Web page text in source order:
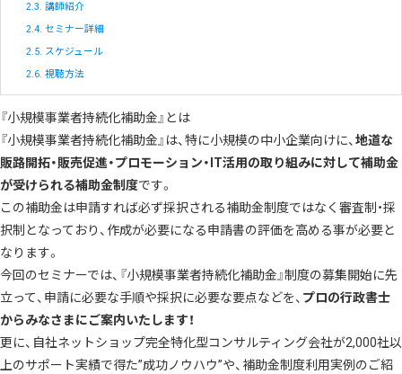
2.3. 講師紹介
2.4. セミナー詳細
2.5. スケジュール
2.6. 視聴方法
『小規模事業者持続化補助金』とは
『小規模事業者持続化補助金』は、特に小規模の中小企業向けに、 地道な
販路開拓・販売促進・プロモーション・IT活用の取り組みに対して補助金
が受けられる補助金制度です。
この補助金は申請すれば必ず採択される補助金制度ではなく審査制・採
択制となっており、作成が必要になる申請書の評価を高める事が必要と
なります。
今回のセミナーでは、『小規模事業者持続化補助金』制度の募集開始に先
立って、申請に必要な手順や採択に必要な要点などを、 プロの行政書士
からみなさまにご案内いたします！
更に、自社ネットショップ完全特化型コンサルティング会社が2,000社以
上のサポート実績で得た”成功ノウハウ”や、補助金制度利用実例のご紹